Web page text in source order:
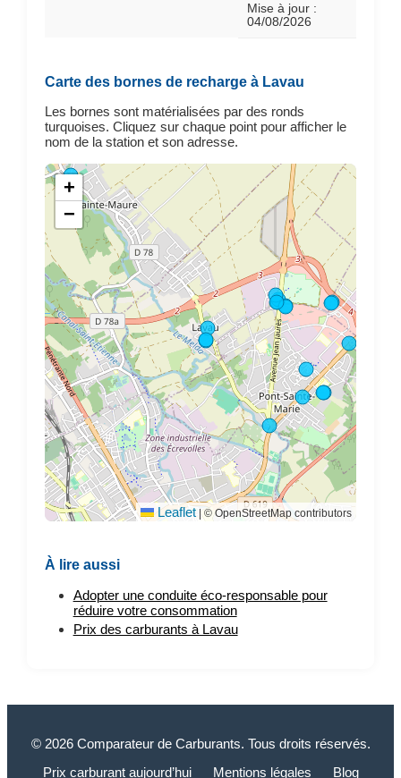
Mise à jour :
04/08/2026
Carte des bornes de recharge à Lavau
Les bornes sont matérialisées par des ronds
turquoises. Cliquez sur chaque point pour afficher le
nom de la station et son adresse.
+
−
Leaflet | © OpenStreetMap contributors
À lire aussi
Adopter une conduite éco-responsable pour
réduire votre consommation
Prix des carburants à Lavau
© 2026 Comparateur de Carburants. Tous droits réservés.
Prix carburant aujourd’hui
Mentions légales Blog